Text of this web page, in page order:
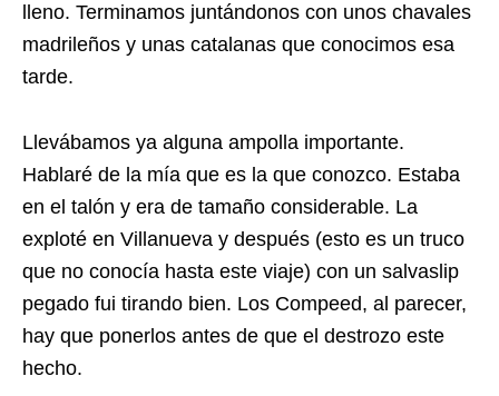
lleno. Terminamos juntándonos con unos chavales
madrileños y unas catalanas que conocimos esa
tarde.
Llevábamos ya alguna ampolla importante.
Hablaré de la mía que es la que conozco. Estaba
en el talón y era de tamaño considerable. La
exploté en Villanueva y después (esto es un truco
que no conocía hasta este viaje) con un salvaslip
pegado fui tirando bien. Los Compeed, al parecer,
hay que ponerlos antes de que el destrozo este
hecho.